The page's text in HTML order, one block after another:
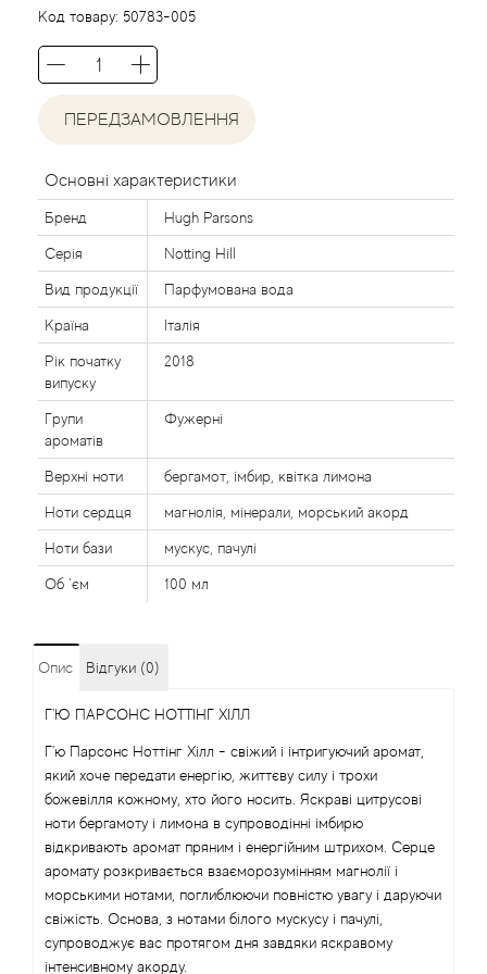
Код товару: 50783-005
ПЕРЕДЗАМОВЛЕННЯ
Основні характеристики
Бренд Hugh Parsons
Серія Notting Hill
Вид продукції Парфумована вода
Країна Італія
Рік початку
випуску
2018
Групи
ароматів
Фужерні
Верхні ноти бергамот, імбир, квітка лимона
Ноти сердця магнолія, мінерали, морський акорд
Ноти бази мускус, пачулі
Об `єм 100 мл
Опис Відгуки (0)
Г'Ю ПАРСОНС НОТТІНГ ХІЛЛ
Г'ю Парсонс Ноттінг Хілл - свіжий і інтригуючий аромат,
який хоче передати енергію, життєву силу і трохи
божевілля кожному, хто його носить. Яскраві цитрусові
ноти бергамоту і лимона в супроводінні імбирю
відкривають аромат пряним і енергійним штрихом. Серце
аромату розкривається взаєморозумінням магнолії і
морськими нотами, поглиблюючи повністю увагу і даруючи
свіжість. Основа, з нотами білого мускусу і пачулі,
супроводжує вас протягом дня завдяки яскравому
інтенсивному акорду.
Agent Provocateur
Agonist
Aigner
Aj Arabia (Widian)
Ajmal
Al Haramain
Al Jazeera
Alaia Paris
Alexander McQueen
Alexandre Barthet
Alexandre J
Alyson Oldoini
American Crew
Amouage
Amouroud
Andre L'Arom